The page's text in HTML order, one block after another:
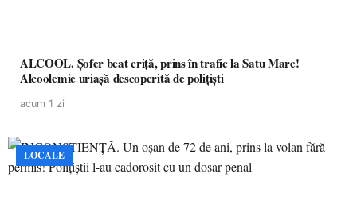
ALCOOL. Șofer beat criță, prins în trafic la Satu Mare!
Alcoolemie uriașă descoperită de polițiști
acum 1 zi
LOCALE